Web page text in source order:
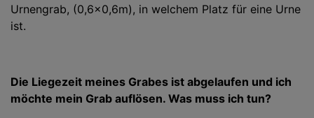
Urnengrab, (0,6x0,6m), in welchem Platz für eine Urne
ist.
Die Liegezeit meines Grabes ist abgelaufen und ich
möchte mein Grab auflösen. Was muss ich tun?